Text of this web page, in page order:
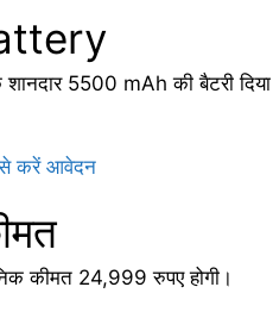
5500 mAh की बैटरी दिया
करें आवेदन
कीमत 24,999 रुपए होगी।